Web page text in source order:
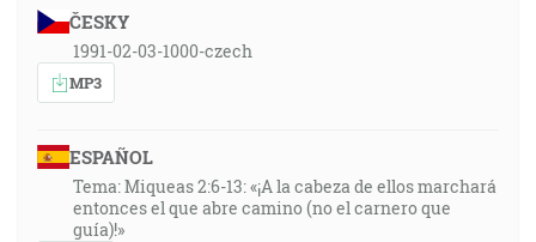
ČESKY
1991-02-03-1000-czech
MP3
ESPAÑOL
Tema: Miqueas 2:6-13: «¡A la cabeza de ellos marchará
entonces el que abre camino (no el carnero que
guía)!»